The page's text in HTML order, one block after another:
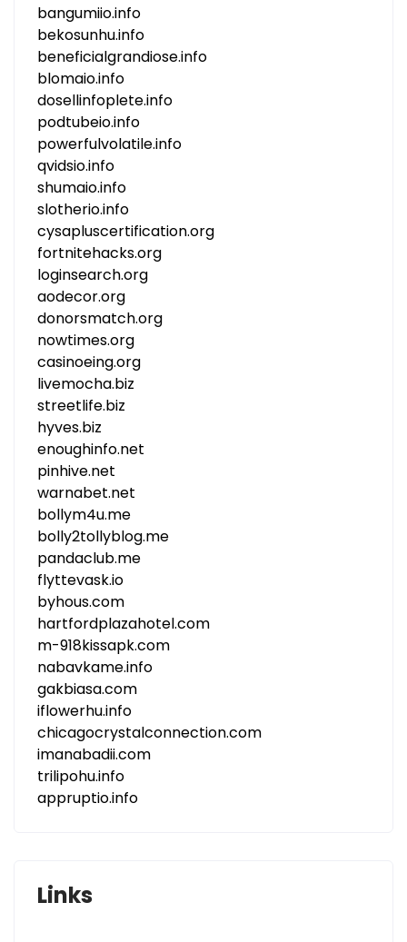
bangumiio.info
bekosunhu.info
beneficialgrandiose.info
blomaio.info
dosellinfoplete.info
podtubeio.info
powerfulvolatile.info
qvidsio.info
shumaio.info
slotherio.info
cysapluscertification.org
fortnitehacks.org
loginsearch.org
aodecor.org
donorsmatch.org
nowtimes.org
casinoeing.org
livemocha.biz
streetlife.biz
hyves.biz
enoughinfo.net
pinhive.net
warnabet.net
bollym4u.me
bolly2tollyblog.me
pandaclub.me
flyttevask.io
byhous.com
hartfordplazahotel.com
m-918kissapk.com
nabavkame.info
gakbiasa.com
iflowerhu.info
chicagocrystalconnection.com
imanabadii.com
trilipohu.info
appruptio.info
Links